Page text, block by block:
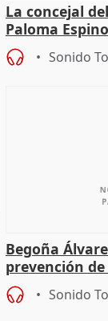
La concejal
Paloma
de gimnasia
Sonido
Begoña
prevención
deporte base
Sonido